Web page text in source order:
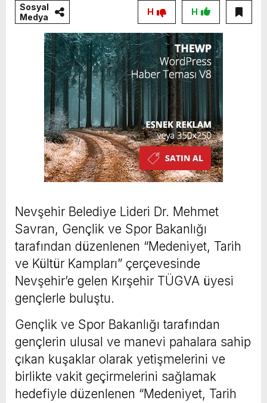
Sosyal
Medya
H
H
Nevşehir Belediye Lideri Dr. Mehmet
Savran, Gençlik ve Spor Bakanlığı
tarafından düzenlenen “Medeniyet, Tarih
ve Kültür Kampları” çerçevesinde
Nevşehir’e gelen Kırşehir TÜGVA üyesi
gençlerle buluştu.
Gençlik ve Spor Bakanlığı tarafından
gençlerin ulusal ve manevi pahalara sahip
çıkan kuşaklar olarak yetişmelerini ve
birlikte vakit geçirmelerini sağlamak
hedefiyle düzenlenen “Medeniyet, Tarih